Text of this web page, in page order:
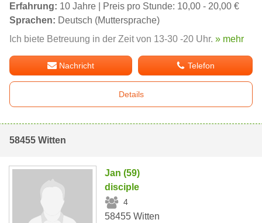
Erfahrung: 10 Jahre | Preis pro Stunde: 10,00 - 20,00 €
Sprachen: Deutsch (Muttersprache)
Ich biete Betreuung in der Zeit von 13-30 -20 Uhr. » mehr
Nachricht Telefon
Details
58455 Witten
Jan (59)
disciple
4
58455 Witten